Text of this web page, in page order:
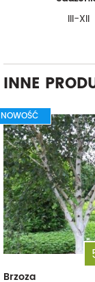
III-XII
INNE
NOWOŚĆ
Brzoza